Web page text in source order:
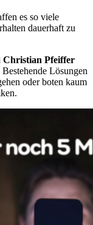
es so viele
dauerhaft zu
Christian Pfeiffer
Lösungen
oder boten kaum